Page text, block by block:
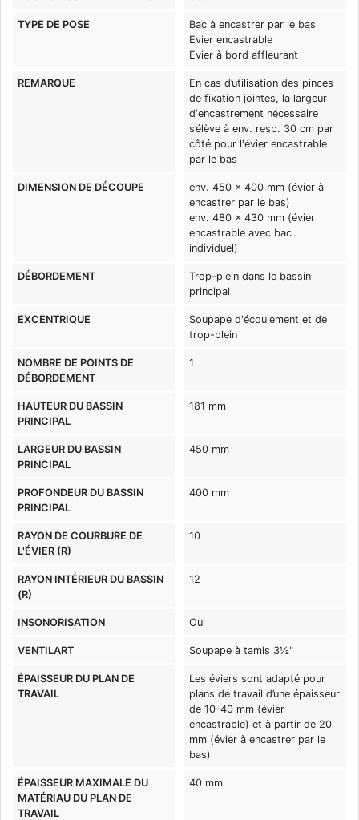
TYPE DE POSE
Bac à encastrer par le bas
Evier encastrable
Evier à bord affleurant
REMARQUE
En cas d’utilisation des pinces
de fixation jointes, la largeur
d‘encastrement nécessaire
s’élève à env. resp. 30 cm par
côté pour l'évier encastrable
par le bas
DIMENSION DE DÉCOUPE
env. 450 x 400 mm (évier à
encastrer par le bas)
env. 480 x 430 mm (évier
encastrable avec bac
individuel)
DÉBORDEMENT
Trop-plein dans le bassin
principal
EXCENTRIQUE
Soupape d'écoulement et de
trop-plein
NOMBRE DE POINTS DE
DÉBORDEMENT
1
HAUTEUR DU BASSIN
PRINCIPAL
181 mm
LARGEUR DU BASSIN
PRINCIPAL
450 mm
PROFONDEUR DU BASSIN
PRINCIPAL
400 mm
RAYON DE COURBURE DE
L'ÉVIER (R)
10
RAYON INTÉRIEUR DU BASSIN
(R)
12
INSONORISATION Oui
VENTILART Soupape à tamis 3½"
ÉPAISSEUR DU PLAN DE
TRAVAIL
Les éviers sont adapté pour
plans de travail d’une épaisseur
de 10–40 mm (évier
encastrable) et à partir de 20
mm (évier à encastrer par le
bas)
ÉPAISSEUR MAXIMALE DU
MATÉRIAU DU PLAN DE
TRAVAIL
40 mm